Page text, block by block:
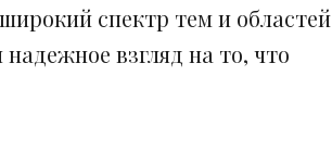
спектр тем и областей
взгляд на то, что